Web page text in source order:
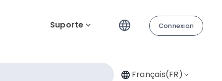
Suporte Connexion
Français(FR)